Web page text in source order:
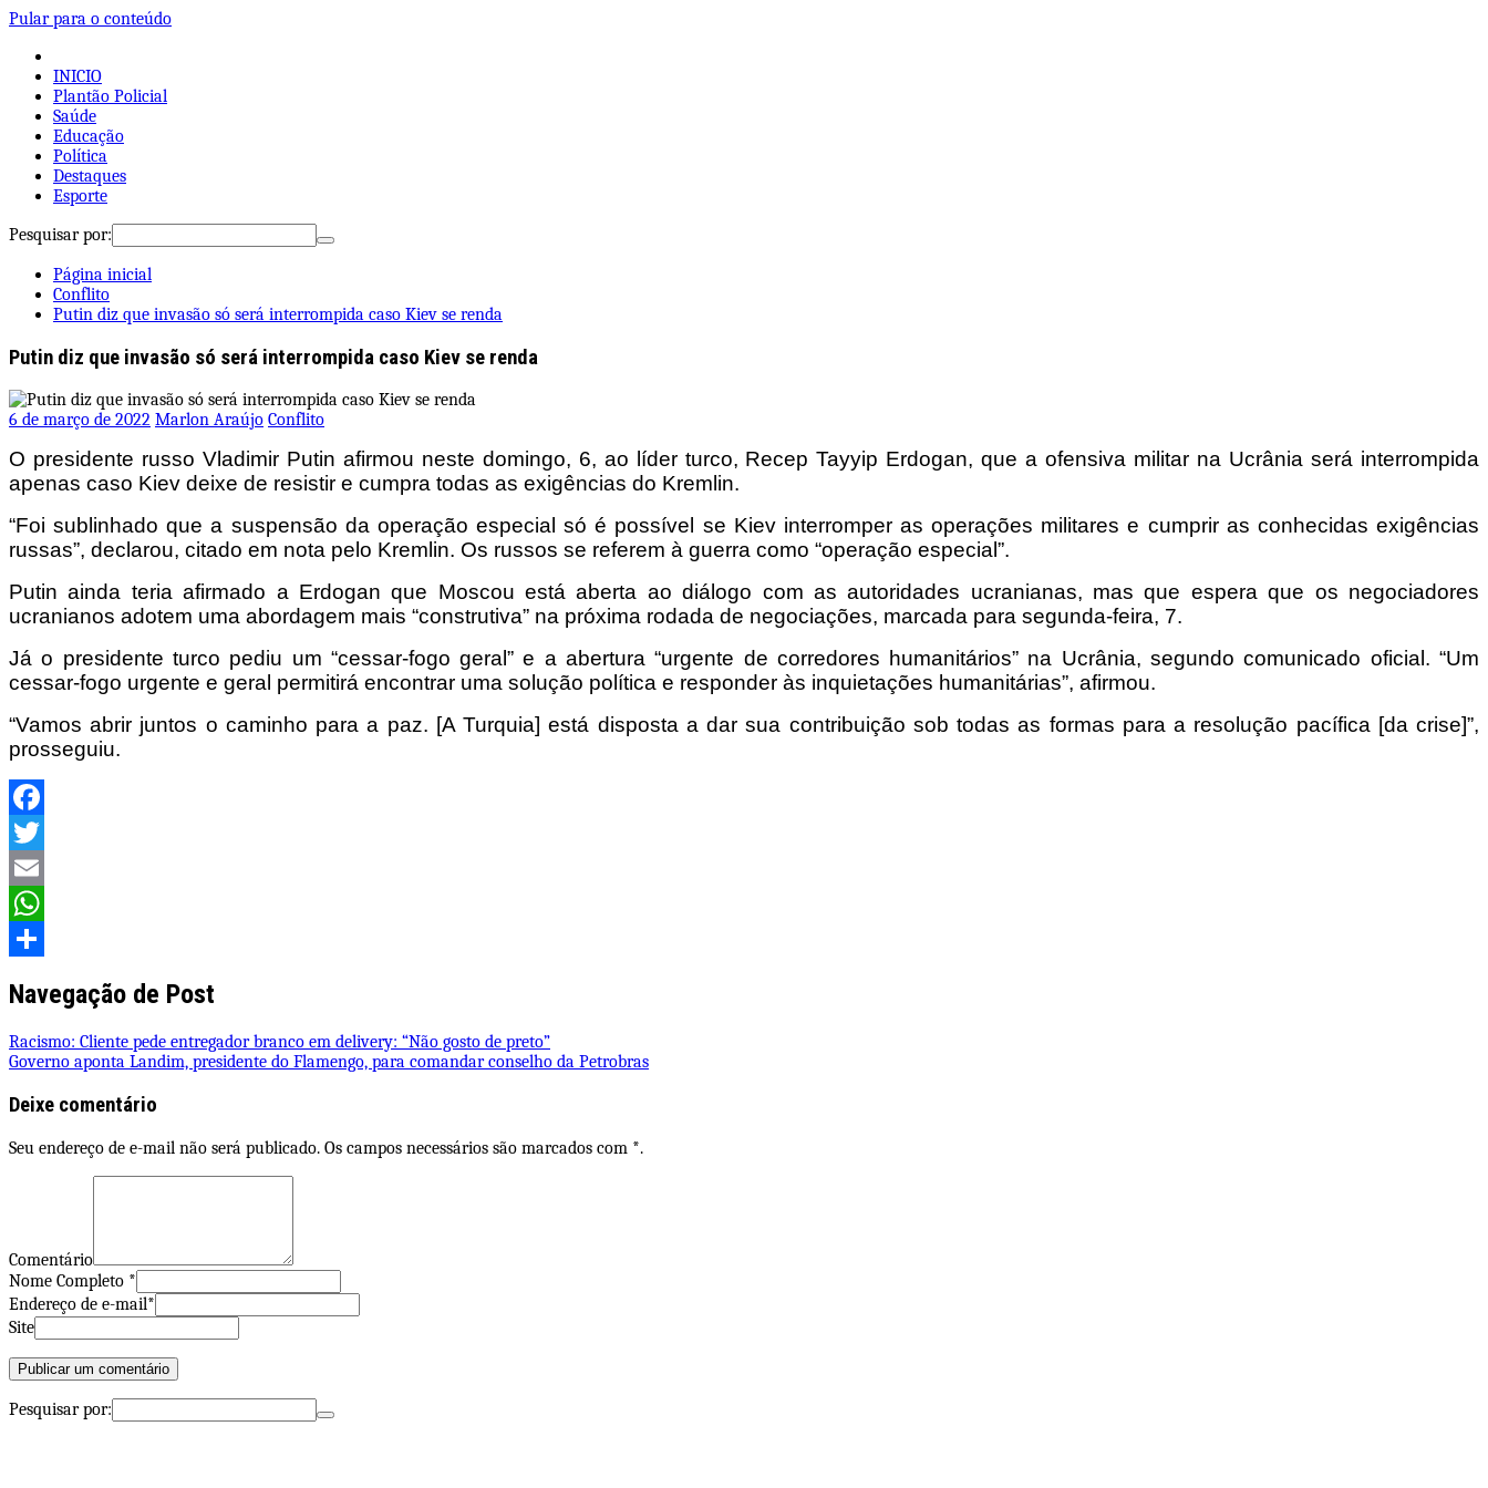
Pular para o conteúdo
INICIO
Plantão Policial
Saúde
Educação
Política
Destaques
Esporte
Pesquisar por:
Página inicial
Conflito
Putin diz que invasão só será interrompida caso Kiev se renda
Putin diz que invasão só será interrompida caso Kiev se renda
6 de março de 2022 Marlon Araújo Conflito
O presidente russo Vladimir Putin afirmou neste domingo, 6, ao líder turco, Recep Tayyip Erdogan, que a ofensiva militar na Ucrânia será interrompida
apenas caso Kiev deixe de resistir e cumpra todas as exigências do Kremlin.
“Foi sublinhado que a suspensão da operação especial só é possível se Kiev interromper as operações militares e cumprir as conhecidas exigências
russas”, declarou, citado em nota pelo Kremlin. Os russos se referem à guerra como “operação especial”.
Putin ainda teria afirmado a Erdogan que Moscou está aberta ao diálogo com as autoridades ucranianas, mas que espera que os negociadores
ucranianos adotem uma abordagem mais “construtiva” na próxima rodada de negociações, marcada para segunda-feira, 7.
Já o presidente turco pediu um “cessar-fogo geral” e a abertura “urgente de corredores humanitários” na Ucrânia, segundo comunicado oficial. “Um
cessar-fogo urgente e geral permitirá encontrar uma solução política e responder às inquietações humanitárias”, afirmou.
“Vamos abrir juntos o caminho para a paz. [A Turquia] está disposta a dar sua contribuição sob todas as formas para a resolução pacífica [da crise]”,
prosseguiu.
Facebook
Twitter
Email
WhatsApp
Navegação de Post
Racismo: Cliente pede entregador branco em delivery: “Não gosto de preto”
Governo aponta Landim, presidente do Flamengo, para comandar conselho da Petrobras
Deixe comentário
Seu endereço de e-mail não será publicado. Os campos necessários são marcados com *.
Comentário
Nome Completo *
Endereço de e-mail*
Site
Pesquisar por: